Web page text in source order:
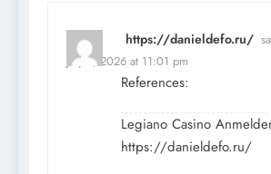
https://danieldefo.ru/
July 9, 2026 at 11:01 pm
References:
Legiano Casino
https://danieldefo.ru/